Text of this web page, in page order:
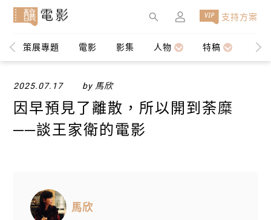
策展專題 電影 影集 人物 特稿 編
支持方案
×
2025.07.17 by 馬欣
因早預見了離散，所以開到荼糜
──談王家衛的電影
馬欣